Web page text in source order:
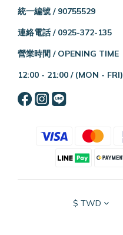
統一編號 / 90755529
連絡電話 / 0925-372-135
營業時間 / OPENING TIME
12:00 - 21:00 / (MON - FRI)
$ TWD